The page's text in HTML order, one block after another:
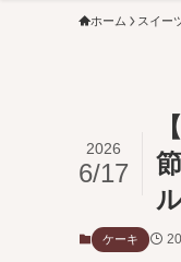
ホーム スイー
2026
6/17
ケーキ